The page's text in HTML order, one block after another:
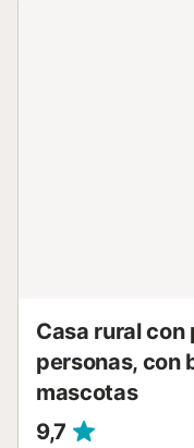
Casa rural con
personas, con
mascotas
9,7